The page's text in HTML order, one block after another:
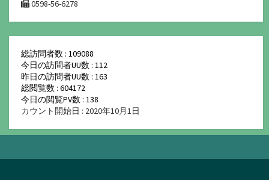
0598-56-6278
総訪問者数 : 109088
今日の訪問者UU数 : 112
昨日の訪問者UU数 : 163
総閲覧数 : 604172
今日の閲覧PV数 : 138
カウント開始日 : 2020年10月1日